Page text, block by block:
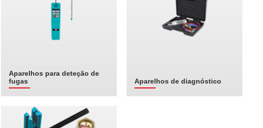
Aparelhos para deteção de
fugas
Aparelhos de diagnóstico